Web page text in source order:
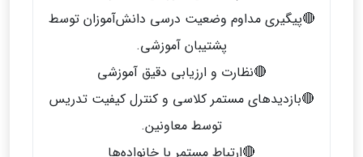
🔴پیگیری مداوم وضعیت درسی دانش‌آموزان توسط
پشتیبان آموزشی.
🔴نظارت و ارزیابی دقیق آموزشی
🔴بازدیدهای مستمر کلاسی و کنترل کیفیت تدریس
توسط معاونین.
🔴ارتباط مستمر با خانواده‌ها